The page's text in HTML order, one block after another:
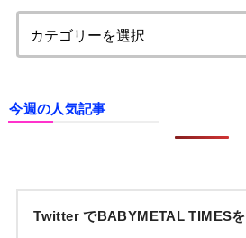
今週の人気記事
Twitter でBABYMETAL TIMESを